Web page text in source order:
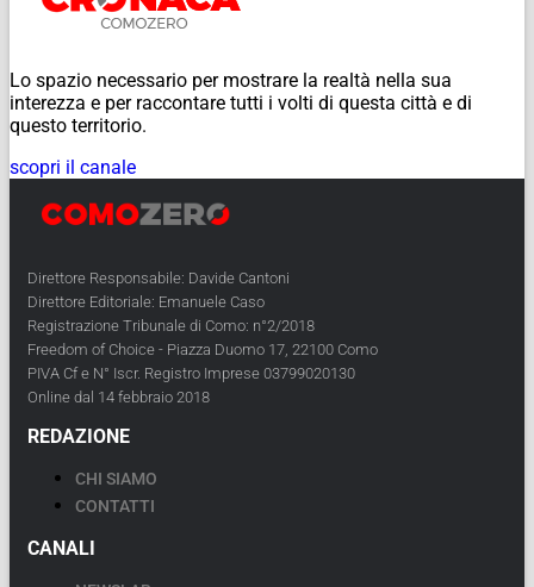
Lo spazio necessario per mostrare la realtà nella sua
interezza e per raccontare tutti i volti di questa città e di
questo territorio.
scopri il canale
Direttore Responsabile: Davide Cantoni
Direttore Editoriale: Emanuele Caso
Registrazione Tribunale di Como: n°2/2018
Freedom of Choice - Piazza Duomo 17, 22100 Como
PIVA Cf e N° Iscr. Registro Imprese 03799020130
Online dal 14 febbraio 2018
REDAZIONE
CHI SIAMO
CONTATTI
CANALI